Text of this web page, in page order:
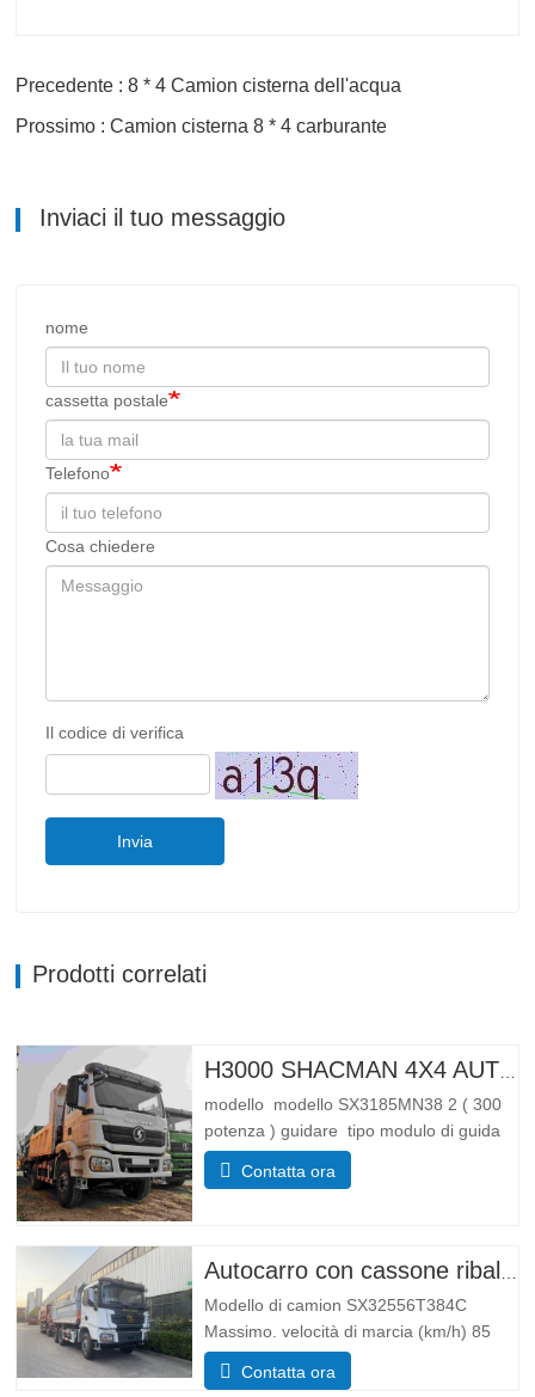
Precedente : 8 * 4 Camion cisterna dell'acqua
Prossimo : Camion cisterna 8 * 4 carburante
Inviaci il tuo messaggio
nome
cassetta postale
Telefono
Cosa chiedere
Il codice di verifica
Invia
Prodotti correlati
modello modello SX3185MN38 2 ( 300
potenza ) guidare tipo modulo di guida
4*4 Peso parametro di peso Completare
frenare massa (kg) peso a vuoto 55 00
Complessivamente …
Contatta ora
Modello di camion SX32556T384C
Massimo. velocità di marcia (km/h) 85
Sistema di guida 6×4 Dimensioni (L*P*A)
(mm) Complessivamente
Contatta ora